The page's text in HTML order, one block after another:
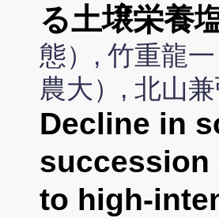
る土壌栄養
態）, 竹重龍
農大）, 北山
Decline in
succession
to high-